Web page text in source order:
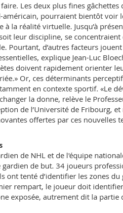
Les deux plus fines gâchettes
pourraient bientôt voir
la réalité virtuelle. Jusqu’à
leur discipline, se
Pourtant, d’autres facteurs
explique Jean-Luc
doivent rapidement orienter
Or, ces déterminants
en contexte sportif. «Le
la donne, relève le
de l’Université de Fribourg,
offertes par ces nouvelles
de NHL et de l'équipe
de but. 34 joueurs
ont tenté d’identifier les zones
rempart, le joueur doit
exposée, autrement dit la